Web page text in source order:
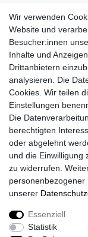
Widerrufs­recht
Wir verwenden
Website und
Besucher:innen
Inhalte und
Drittanbietern
analysieren. Die
Cookies. Wir teilen
Einstellungen
Die
berechtigten
oder abgelehnt
und die Einwilligung
zu widerrufen.
unserer
Essenziell
Statistik